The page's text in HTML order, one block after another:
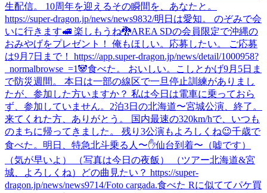
生配信。 10周年を迎えるその瞬間を、あなたと。
https://super-dragon.jp/news/news9832/明日は愛知。 のぞみで会
いに行きます🚅 楽しもうね🐉AREA SDの会員限定で沖縄の
おみやげをプレゼント！ 俺もほしい。応募したい。 ご応募
は9月7日まで！ https://app.super-dragon.jp/news/detail/1000958?
_normalbrowse_=1🐼食べた。 おいしい。 こしとかげ9月5日ま
で防災週間。 本日は一部の線区で一旦停止訓練がありまし
たが、参加した方いますか？ 私は今日は電車に乗っておら
ず、参加していません。 2泊3日の北海道〜宮城公演、終了。
来てくれた方、ありがとう。 国内最速の320km/hで、いつも
のまちに帰ってきました。 残り3公演もよろしくね😉千歳で
食べた。 明日、特急北斗乗る人〜✋仙台到着〜（嘘です）
（気が早いよ） （写真は今日の夜飯） （ツアー北海道&宮
城、よろしくね）
どの曲見たい？ https://super-
dragon.jp/news/news9714/Foto cargada.食べた Rに似ててパケ買